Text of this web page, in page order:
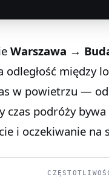
Warszawa →
odległość między
w powietrzu —
czas podróży bywa
i oczekiwanie na